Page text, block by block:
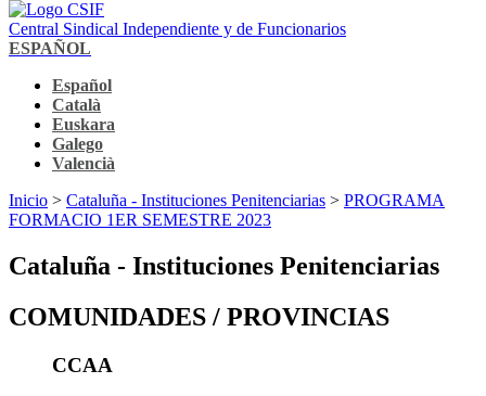
Central Sindical Independiente y de Funcionarios
ESPAÑOL
Español
Català
Euskara
Galego
Valencià
Inicio > Cataluña - Instituciones Penitenciarias > PROGRAMA
FORMACIO 1ER SEMESTRE 2023
Cataluña - Instituciones Penitenciarias
COMUNIDADES / PROVINCIAS
CCAA